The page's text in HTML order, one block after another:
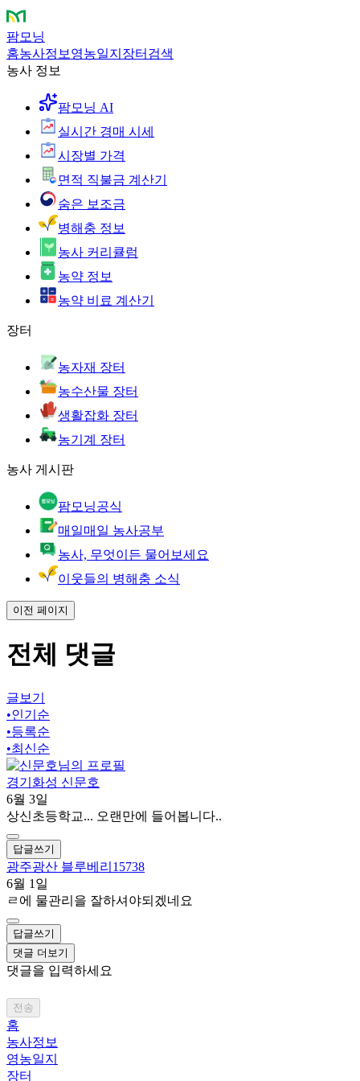
팜모닝
홈농사정보 영농일지 장터 검색
농사 정보
팜모닝 AI
실시간 경매 시세
시장별 가격
면적 직불금 계산기
숨은 보조금
병해충 정보
농사 커리큘럼
농약 정보
농약 비료 계산기
장터
농자재 장터
농수산물 장터
생활잡화 장터
농기계 장터
농사 게시판
팜모닝공식
매일매일 농사공부
농사, 무엇이든 물어보세요
이웃들의 병해충 소식
이전 페이지
전체 댓글
글보기
•인기순
•등록순
•최신순
경기화성 신문호
6월 3일
상신초등학교... 오랜만에 들어봅니다..
답글쓰기
광주광산 블루베리15738
6월 1일
ㄹ에 물관리을 잘하셔야되겠네요
답글쓰기
댓글 더보기
댓글을 입력하세요
전송
홈
농사정보
영농일지
장터